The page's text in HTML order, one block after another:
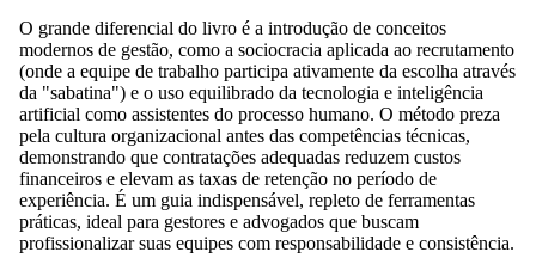
O grande diferencial do livro é a introdução de conceitos
modernos de gestão, como a sociocracia aplicada ao recrutamento
(onde a equipe de trabalho participa ativamente da escolha através
da "sabatina") e o uso equilibrado da tecnologia e inteligência
artificial como assistentes do processo humano. O método preza
pela cultura organizacional antes das competências técnicas,
demonstrando que contratações adequadas reduzem custos
financeiros e elevam as taxas de retenção no período de
experiência. É um guia indispensável, repleto de ferramentas
práticas, ideal para gestores e advogados que buscam
profissionalizar suas equipes com responsabilidade e consistência.